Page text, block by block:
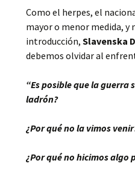
Como el herpes, el
mayor o menor medida, y
introducción, Slavenska
debemos olvidar al
“Es posible que la
ladrón?
¿Por qué no la vimos
¿Por qué no hicimos algo